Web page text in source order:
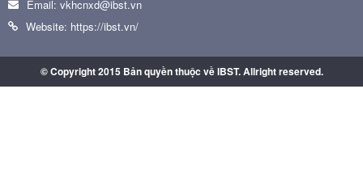
Email: vkhcnxd@ibst.vn
Website: https://ibst.vn/
© Copyright 2015 Bản quyền thuộc về IBST. Allright reserved.